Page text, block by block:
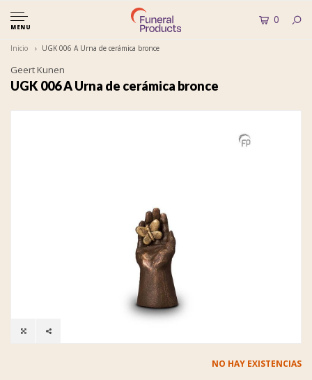
MENU
0
Inicio UGK 006 A Urna de cerámica bronce
Geert Kunen
UGK 006 A Urna de cerámica bronce
NO HAY EXISTENCIAS